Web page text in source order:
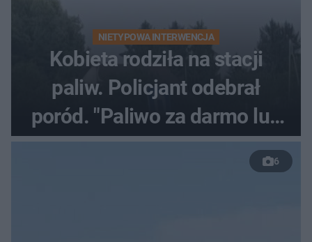
NIETYPOWA INTERWENCJA
Kobieta rodziła na stacji
paliw. Policjant odebrał
poród. "Paliwo za darmo lub
50 %!"
6